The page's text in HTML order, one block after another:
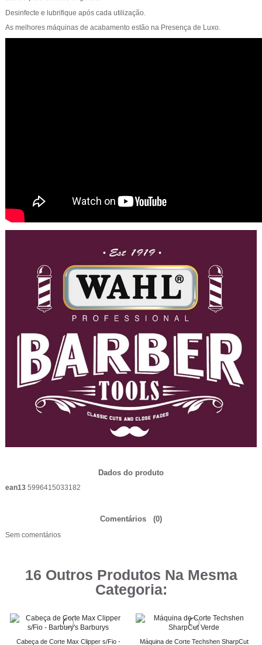
Desinfecte e lubrifique após cada utilização.
As melhores máquinas de acabamento estão na Presença de Luxo.
Dados do produto
ean13 5996415033182
Comentários (0)
Sem comentários
16 Outros Produtos Na Mesma
Categoria:
Cabeça de Corte Max Clipper s/Fio - Máquina de Corte Techshen SharpCut